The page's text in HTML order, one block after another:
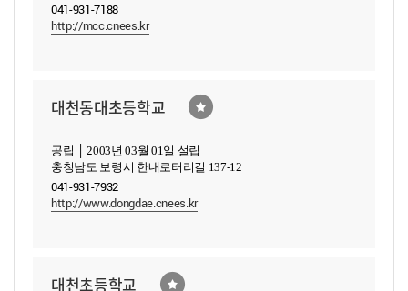
041-931-7188
http://mcc.cnees.kr
대천동대초등학교
공립 │ 2003년 03월 01일 설립
충청남도 보령시 한내로터리길 137-12
041-931-7932
http://www.dongdae.cnees.kr
대천초등학교